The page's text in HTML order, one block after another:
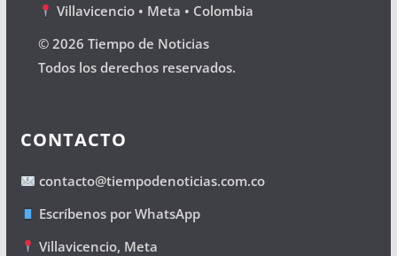
Villavicencio • Meta • Colombia
© 2026 Tiempo de Noticias
Todos los derechos reservados.
CONTACTO
contacto@tiempodenoticias.com.co
Escríbenos por WhatsApp
Villavicencio, Meta